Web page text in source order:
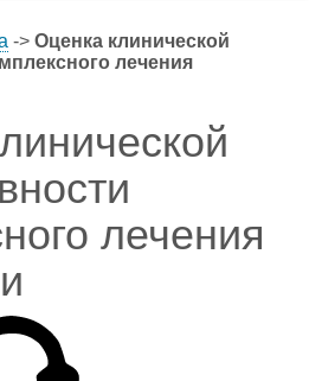
-> Оценка клинической
лечения
лечения